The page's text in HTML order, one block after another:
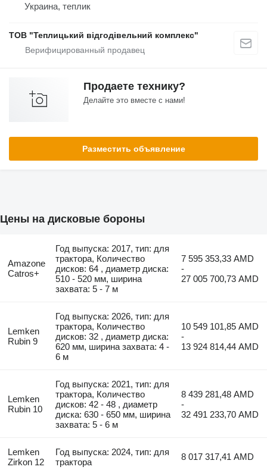
Украина, теплик
ТОВ "Теплицький відгодівельний комплекс"
Продаете технику?
Делайте это вместе с нами!
Разместить объявление
Цены на дисковые бороны
Amazone
Catros+
Год выпуска: 2017, тип: для
трактора, Количество
дисков: 64 , диаметр диска:
510 - 520 мм, ширина
захвата: 5 - 7 м
7 595 353,33 AMD
-
27 005 700,73 AMD
Lemken
Rubin 9
Год выпуска: 2026, тип: для
трактора, Количество
дисков: 32 , диаметр диска:
620 мм, ширина захвата: 4 -
6 м
10 549 101,85 AMD
-
13 924 814,44 AMD
Lemken
Rubin 10
Год выпуска: 2021, тип: для
трактора, Количество
дисков: 42 - 48 , диаметр
диска: 630 - 650 мм, ширина
захвата: 5 - 6 м
8 439 281,48 AMD
-
32 491 233,70 AMD
Lemken
Zirkon 12
Год выпуска: 2024, тип: для
трактора
8 017 317,41 AMD